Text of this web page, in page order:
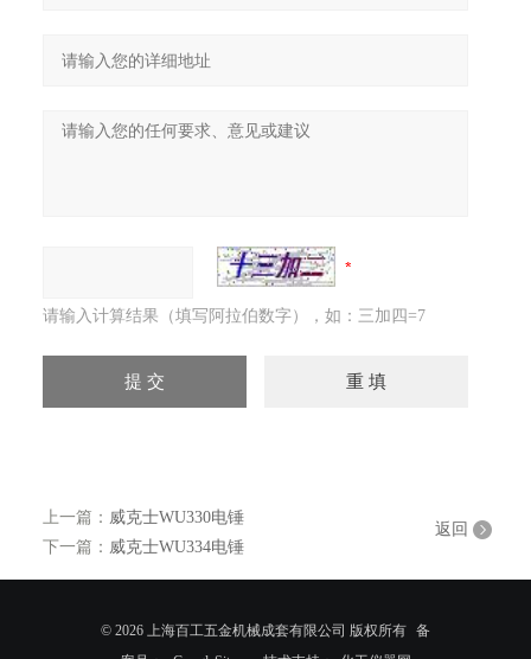
请输入计算结果（填写阿拉伯数字），如：三加四=7
上一篇： 威克士WU330电锤
下一篇： 威克士WU334电锤
返回
© 2026 上海百工五金机械成套有限公司 版权所有 备